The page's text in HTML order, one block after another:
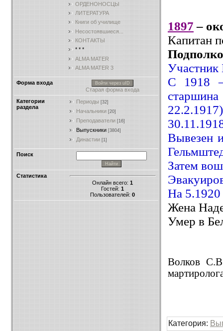
ОРДЕНОНОСЦЫ
ЛИТЕРАТУРА
Книги об училище
Несостоявшиеся...
КОНТАКТЫ
* * *
ALMA MATER
ALMA MATER 3
Форма входа Войти через uID
Старая форма входа
Категории
раздела
Периоды [32]
Начальники [20]
Преподаватели [16]
Выпускники [3804]
Династии [1]
Поиск
Статистика
Онлайн всего: 1
Гостей: 1
Пользователей: 0
1897 –
Капитан
Участник
С 1918 –
Вывезен
Затем
На 5.1920
Жена
Умер в
Волков
Категория: